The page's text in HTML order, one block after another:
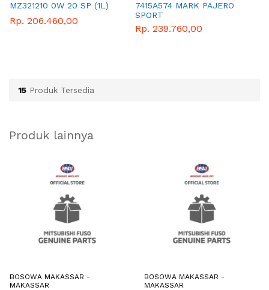
MZ321210 0W 20 SP (1L)
Rp. 206.460,00
7415A574 MARK PAJERO
SPORT
Rp. 239.760,00
15 Produk Tersedia
Produk lainnya
BOSOWA MAKASSAR -
MAKASSAR
BOSOWA MAKASSAR -
MAKASSAR